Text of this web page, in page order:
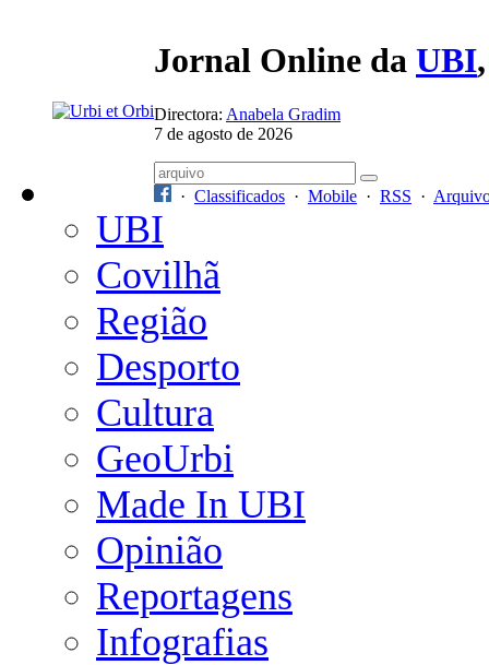
Jornal Online da UBI
Directora: Anabela Gradim
7 de agosto de 2026
· Classificados · Mobile · RSS ·
UBI
Covilhã
Região
Desporto
Cultura
GeoUrbi
Made In UBI
Opinião
Reportagens
Infografias